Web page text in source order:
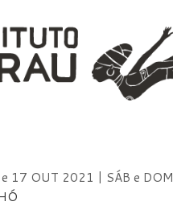
17 OUT 2021 | SÁB e DOM